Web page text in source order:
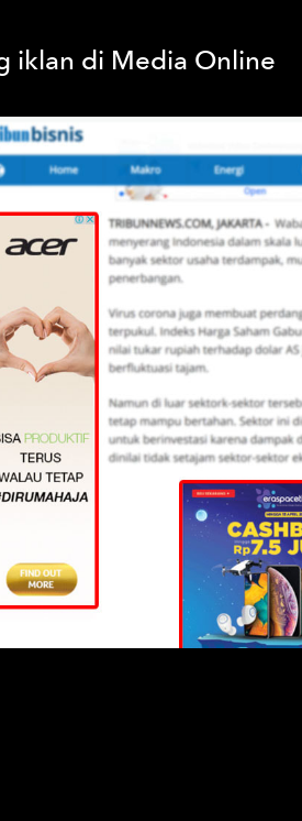
iklan di Media Online